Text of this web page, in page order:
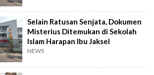
Selain Ratusan Senjata, Dokumen
Misterius Ditemukan di Sekolah
Islam Harapan Ibu Jaksel
NEWS